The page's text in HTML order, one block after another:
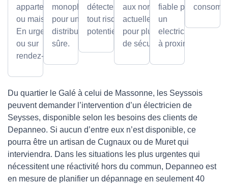
appartement
ou maison.
En urgence
ou sur
rendez-vous
monophasé)
pour une
distribution
sûre.
détecter
tout risque
potentiel.
aux normes
actuelles
pour plus
de sécurité.
fiable par
un
electricien
à proximité
Du quartier le Galé à celui de Massonne, les Seyssois
peuvent demander l’intervention d’un électricien de
Seysses, disponible selon les besoins des clients de
Depanneo. Si aucun d’entre eux n’est disponible, ce
pourra être un artisan de Cugnaux ou de Muret qui
interviendra. Dans les situations les plus urgentes qui
nécessitent une réactivité hors du commun, Depanneo est
en mesure de planifier un dépannage en seulement 40